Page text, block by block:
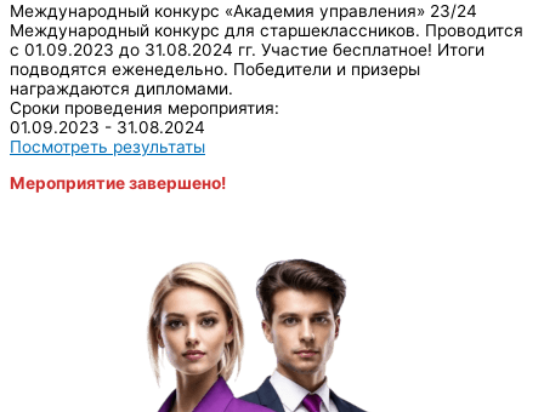
Международный конкурс «Академия управления» 23/24
Международный конкурс для старшеклассников. Проводится
с 01.09.2023 до 31.08.2024 гг. Участие бесплатное! Итоги
подводятся еженедельно. Победители и призеры
награждаются дипломами.
Сроки проведения мероприятия:
01.09.2023 - 31.08.2024
Посмотреть результаты
Мероприятие завершено!